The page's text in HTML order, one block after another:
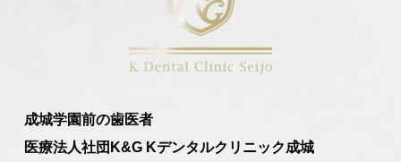
成城学園前の歯医者
医療法人社団K&G Kデンタルクリニック成城